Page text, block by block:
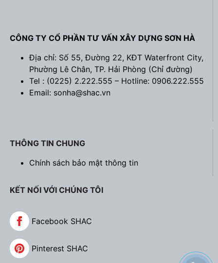
CÔNG TY CỔ PHẦN TƯ VẤN XÂY DỰNG SƠN HÀ
Địa chỉ: Số 55, Đường 22, KĐT Waterfront City,
Phường Lê Chân, TP. Hải Phòng (Chỉ đường)
Tel : (0225) 2.222.555 – Hotline: 0906.222.555
Email: sonha@shac.vn
THÔNG TIN CHUNG
Chính sách bảo mật thông tin
KẾT NỐI VỚI CHÚNG TÔI
Facebook SHAC
Pinterest SHAC